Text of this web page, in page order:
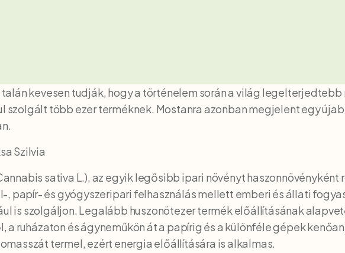
kevesen tudják, hogy a történelem során a világ
szolgált több ezer terméknek. Mostanra azonban megjelent egy
Szilvia
sativa L.), az egyik legősibb ipari növényt
, papír- és gyógyszeripari felhasználás mellett emberi és állati
is szolgáljon. Legalább huszonötezer termék előállításának
a ruházaton és ágyneműkön át a papírig és a különféle gépek
termel, ezért energia előállítására is alkalmas.